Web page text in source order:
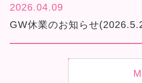
2026.04.09
GW休業のお知らせ